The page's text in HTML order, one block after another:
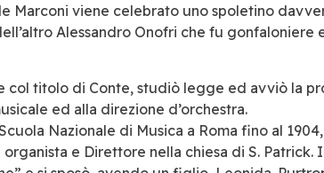
Marconi viene celebrato uno spoletino
Alessandro Onofri che fu gonfaloniere
col titolo di Conte, studiò legge ed avviò la
ed alla direzione d’orchestra.
Nazionale di Musica a Roma fino al
e Direttore nella chiesa di S. Patrick.